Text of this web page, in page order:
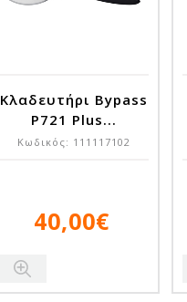
Κλαδευτήρι Bypass
P721 Plus...
Κωδικός: 111117102
40,00€